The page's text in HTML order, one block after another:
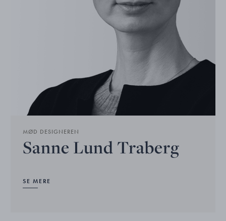
MØD DESIGNEREN
Sanne Lund Traberg
SE MERE